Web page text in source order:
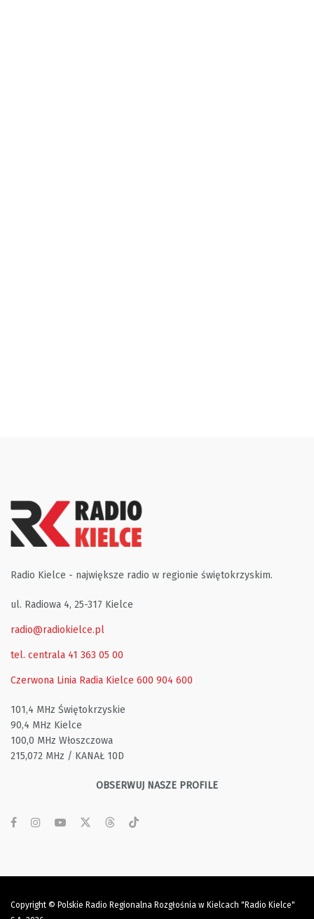
Radio Kielce - największe radio w regionie świętokrzyskim.
ul. Radiowa 4, 25-317 Kielce
radio@radiokielce.pl
tel. centrala 41 363 05 00
Czerwona Linia Radia Kielce 600 904 600
101,4 MHz Świętokrzyskie
90,4 MHz Kielce
100,0 MHz Włoszczowa
215,072 MHz / KANAŁ 10D
OBSERWUJ NASZE PROFILE
Copyright © Polskie Radio Regionalna Rozgłośnia w Kielcach "Radio Kielce"